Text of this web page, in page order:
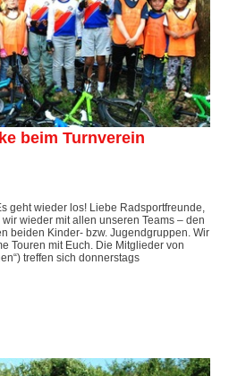
beim Turnverein
geht wieder los! Liebe Radsportfreunde,
wieder mit allen unseren Teams – den
beiden Kinder- bzw. Jugendgruppen. Wir
Touren mit Euch. Die Mitglieder von
treffen sich donnerstags